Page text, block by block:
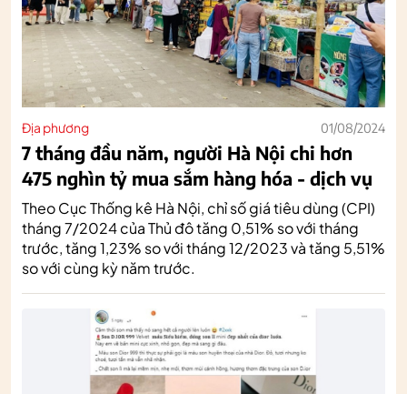
Địa phương 01/08/2024
7 tháng đầu năm, người Hà Nội chi hơn
475 nghìn tỷ mua sắm hàng hóa - dịch vụ
Theo Cục Thống kê Hà Nội, chỉ số giá tiêu dùng (CPI)
tháng 7/2024 của Thủ đô tăng 0,51% so với tháng
trước, tăng 1,23% so với tháng 12/2023 và tăng 5,51%
so với cùng kỳ năm trước.